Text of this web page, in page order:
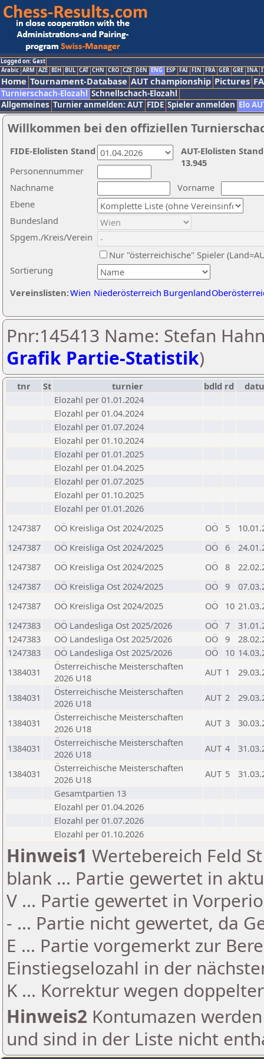
Logged on: Gast
Arabic ARM AZE BIH BUL CAT CHN CRO CZE DEN ENG ESP FAI FIN FRA GER GRE INA
Home Tournament-Database AUT championship Pictures
Turnierschach-Elozahl Schnellschach-Elozahl
Allgemeines Turnier anmelden: AUT FIDE Spieler anmelden Elo
Willkommen bei den offiziellen
Nachname
Vorname
Ebene
Sortierung
Personennummer
Bundesland
Spgem./Kreis/Verein
Nur "österreichische" Spieler
Vereinslisten:Wien Niederösterreich Burgenland
AUT-Elolisten
13.945
FIDE-Elolisten Stand
Pnr:145413 Name: Stefan
Grafik Partie-Statistik)
tnr St turnier bdld rd
Elozahl per 01.01.2024
Elozahl per 01.04.2024
Elozahl per 01.07.2024
Elozahl per 01.10.2024
Elozahl per 01.01.2025
Elozahl per 01.04.2025
Elozahl per 01.07.2025
Elozahl per 01.10.2025
Elozahl per 01.01.2026
1247387
OÖ Kreisliga Ost 2024/2025 OÖ 5
1247387
OÖ Kreisliga Ost 2024/2025 OÖ 6
1247387
OÖ Kreisliga Ost 2024/2025 OÖ 8
1247387
OÖ Kreisliga Ost 2024/2025 OÖ 9
1247387
OÖ Kreisliga Ost 2024/2025 OÖ 10
1247383
OÖ Landesliga Ost 2025/2026 OÖ 7
1247383
OÖ Landesliga Ost 2025/2026 OÖ 9
1247383
OÖ Landesliga Ost 2025/2026 OÖ 10
1384031
Österreichische Meisterschaften
2026 U18
AUT 1
1384031
Österreichische Meisterschaften
2026 U18
AUT 2
1384031
Österreichische Meisterschaften
2026 U18
AUT 3
1384031
Österreichische Meisterschaften
2026 U18
AUT 4
1384031
Österreichische Meisterschaften
2026 U18
AUT 5
Gesamtpartien 13
Elozahl per 01.04.2026
Elozahl per 01.07.2026
Elozahl per 01.10.2026
Hinweis1 Wertebereich Feld
blank ... Partie gewertet in
V ... Partie gewertet in
- ... Partie nicht gewertet, da
E ... Partie vorgemerkt zur
Einstiegselozahl in der
K ... Korrektur wegen
Hinweis2 Kontumazen
und sind in der Liste nicht